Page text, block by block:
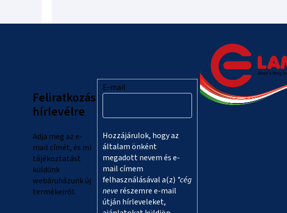
Feliratkozás
hírlevélre
Adja meg az e-
mail címét, és mi
tájékoztatást
küldünk
webáruházunk új
termékeiről.
E-mail
Hozzájárulok, hogy az
általam önként
megadott nevem és e-
mail címem
felhasználásával a(z) *cég
neverészemre e-mail
útján hírleveleket,